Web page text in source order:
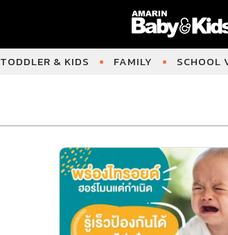
TODDLER & KIDS FAMILY SCHOOL